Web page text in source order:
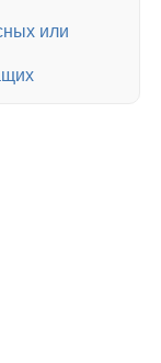
или